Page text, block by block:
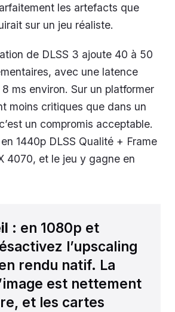
les artefacts que
sur un jeu réaliste.
de DLSS 3 ajoute 40 à 50
avec une latence
ms environ. Sur un platformer
moins critiques que dans un
un compromis acceptable.
1440p DLSS Qualité + Frame
4070, et le jeu y gagne en
: en 1080p et
l’upscaling
rendu natif. La
est nettement
et les cartes